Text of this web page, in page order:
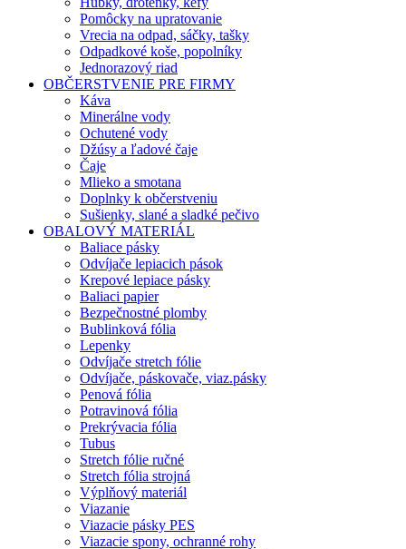
Pomôcky na upratovanie
Vrecia na odpad, sáčky, tašky
Odpadkové koše, popolníky
Jednorazový riad
OBČERSTVENIE PRE FIRMY
Káva
Minerálne vody
Ochutené vody
Džúsy a ľadové čaje
Čaje
Mlieko a smotana
Doplnky k občerstveniu
Sušienky, slané a sladké pečivo
OBALOVÝ MATERIÁL
Baliace pásky
Odvíjače lepiacich pások
Krepové lepiace pásky
Baliaci papier
Bezpečnostné plomby
Bublinková fólia
Lepenky
Odvíjače stretch fólie
Odvíjače, páskovače, viaz.pásky
Penová fólia
Potravinová fólia
Prekrývacia fólia
Tubus
Stretch fólie ručné
Stretch fólia strojná
Výplňový materiál
Viazanie
Viazacie pásky PES
Viazacie spony, ochranné rohy